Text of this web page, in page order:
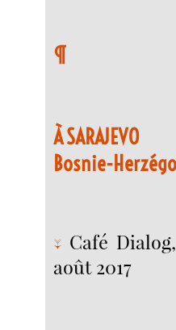
¶
À SARAJEVO
Bosnie-
↓ Café
août 2017